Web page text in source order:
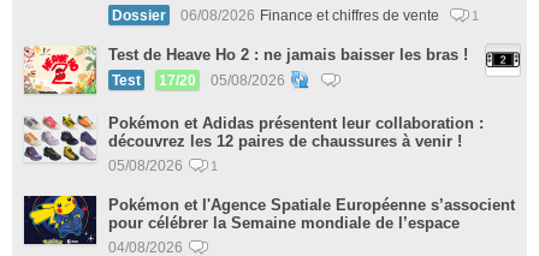
Dossier 06/08/2026 Finance et chiffres de vente 1
Test de Heave Ho 2 : ne jamais baisser les bras !
Test 17/20 05/08/2026
Pokémon et Adidas présentent leur collaboration :
découvrez les 12 paires de chaussures à venir !
05/08/2026 1
Pokémon et l'Agence Spatiale Européenne s’associent
pour célébrer la Semaine mondiale de l’espace
04/08/2026